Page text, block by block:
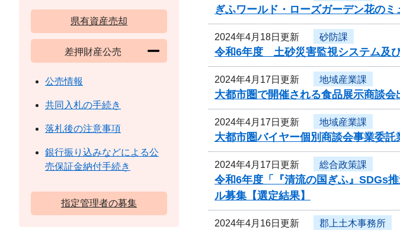
ぎふワールド・ローズガーデン花の
2024年4月18日更新 砂防課
令和6年度 土砂災害監視システム及
2024年4月17日更新 地域産業課
大都市圏で開催される食品展示商談
2024年4月17日更新 地域産業課
大都市圏バイヤー個別商談会事業委託
2024年4月17日更新 総合政策課
令和6年度「『清流の国ぎふ』SDGs
ル募集【選定結果】
2024年4月16日更新 郡上土木事務所
県有資産売却
差押財産公売
公売情報
共同入札の手続き
落札後の注意事項
銀行振り込みなどによる公
売保証金納付手続き
指定管理者の募集